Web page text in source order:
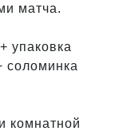
матча.
упаковка
соломинка
комнатной